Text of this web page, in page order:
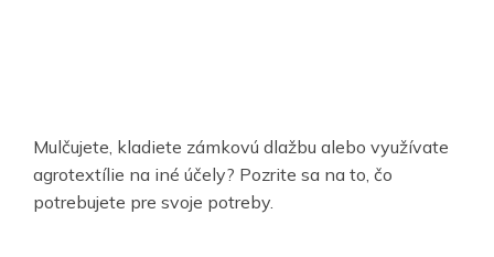
Mulčujete, kladiete zámkovú dlažbu alebo využívate
agrotextílie na iné účely? Pozrite sa na to, čo
potrebujete pre svoje potreby.